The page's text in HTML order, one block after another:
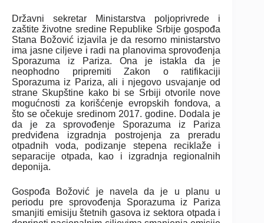
Državni sekretar Ministarstva poljoprivrede i
zaštite životne sredine Republike Srbije gospođa
Stana Božović izjavila je da resorno ministarstvo
ima jasne ciljeve i radi na planovima sprovođenja
Sporazuma iz Pariza. Ona je istakla da je
neophodno pripremiti Zakon o ratifikaciji
Sporazuma iz Pariza, ali i njegovo usvajanje od
strane Skupštine kako bi se Srbiji otvorile nove
mogućnosti za korišćenje evropskih fondova, a
što se očekuje sredinom 2017. godine. Dodala je
da je za sprovođenje Sporazuma iz Pariza
predviđena izgradnja postrojenja za preradu
otpadnih voda, podizanje stepena reciklaže i
separacije otpada, kao i izgradnja regionalnih
deponija.
Gospođa Božović je navela da je u planu u
periodu pre sprovođenja Sporazuma iz Pariza
smanjiti emisiju štetnih gasova iz sektora otpada i